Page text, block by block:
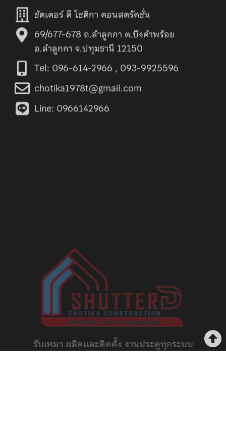
ชัตเตอร์ ดี โชติกา คอนสตรัคชั่น
69/677-678 ถ.ลำลูกกา ต.บึงคำพร้อย
อ.ลำลูกกา จ.ปทุมธานี 12150
Tel: 096-614-2966 , 093-9925596
chotika1978t@gmail.com
Line: 0966142966
รับเหมา ผลิตและติดตั้ง งานประตูทุกระบบ
งานประตูยืด ลิฟท์ และประตูรั้ว